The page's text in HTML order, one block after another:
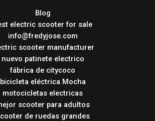
Blog
electric scooter for sale
info@fredyjose.com
scooter manufacturer
nuevo patinete electrico
fábrica de citycoco
bicicleta eléctrica Mocha
motocicletas electricas
scooter para adultos
de ruedas grandes